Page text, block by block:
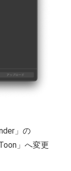
」の
」へ変更